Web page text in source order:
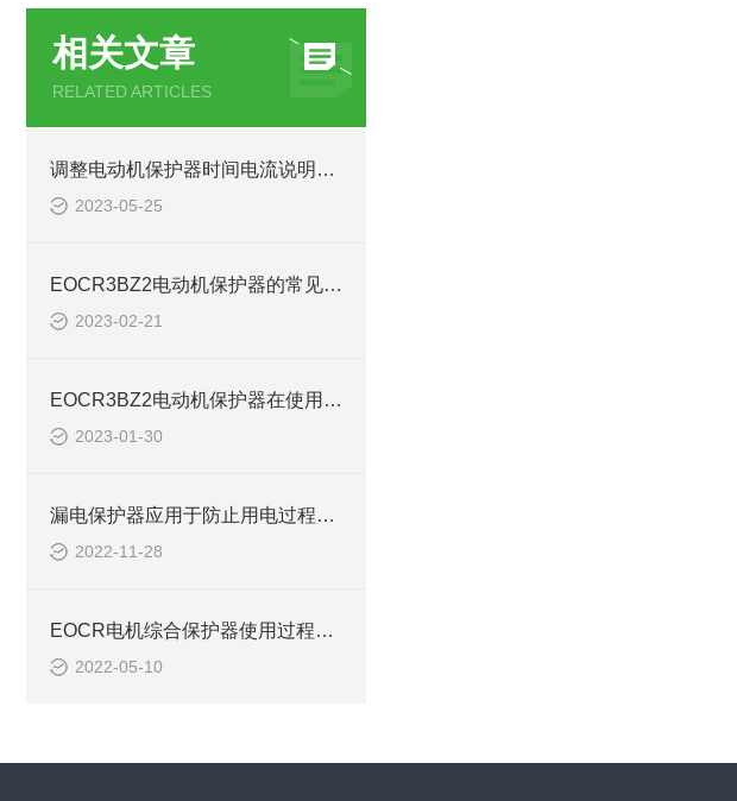
相关文章
RELATED ARTICLES
调整电动机保护器时间电流说明EOCR-3BZ2 FBZ2
2023-05-25
EOCR3BZ2电动机保护器的常见类型分别有哪些？
2023-02-21
EOCR3BZ2电动机保护器在使用方面有什么事项
2023-01-30
漏电保护器应用于防止用电过程中的单相触电事故EOCR3BZ2
2022-11-28
EOCR电机综合保护器使用过程中的注意要点EOCR3BZ2
2022-05-10